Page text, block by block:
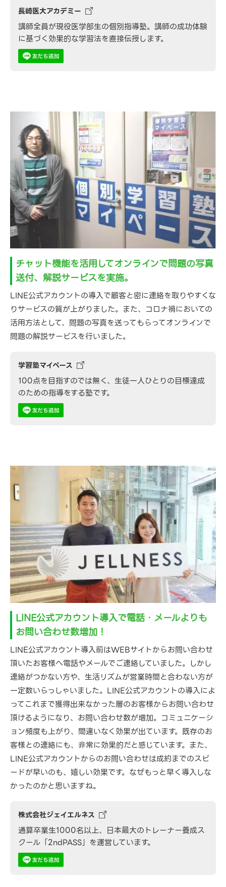
長崎医大アカデミー
講師全員が現役医学部生の個別指導塾。講師の成功体験
に基づく効果的な学習法を直接伝授します。
チャット機能を活用してオンラインで問題の写真
送付、解説サービスを実施。
LINE公式アカウントの導入で顧客と密に連絡を取りやすくな
りサービスの質が上がりました。また、コロナ禍においての
活用方法として、問題の写真を送ってもらってオンラインで
問題の解説サービスを行いました。
学習塾マイペース
100点を目指すのでは無く、生徒一人ひとりの目標達成
のための指導をする塾です。
LINE公式アカウント導入で電話・メールよりも
お問い合わせ数増加！
LINE公式アカウント導入前はWEBサイトからお問い合わせ
頂いたお客様へ電話やメールでご連絡していました。しかし
連絡がつかない方や、生活リズムが営業時間と合わない方が
一定数いらっしゃいました。LINE公式アカウントの導入によ
ってこれまで獲得出来なかった層のお客様からお問い合わせ
頂けるようになり、お問い合わせ数が増加。コミュニケーシ
ョン頻度も上がり、間違いなく効果が出ています。既存のお
客様との連絡にも、非常に効果的だと感じています。また、
LINE公式アカウントからのお問い合わせは成約までのスピ
ードが早いのも、嬉しい効果です。なぜもっと早く導入しな
かったのかと思いますね。
株式会社ジェイエルネス
通算卒業生1000名以上、日本最大のトレーナー養成ス
クール「2ndPASS」を運営しています。